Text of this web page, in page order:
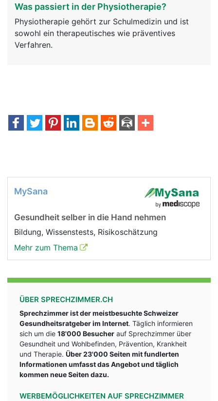
Was passiert in der Physiotherapie?
Physiotherapie gehört zur Schulmedizin und ist
sowohl ein therapeutisches wie präventives
Verfahren.
MySana
Gesundheit selber in die Hand nehmen
Bildung, Wissenstests, Risikoschätzung
Mehr zum Thema
ÜBER SPRECHZIMMER.CH
Sprechzimmer ist der meistbesuchte Schweizer
Gesundheitsratgeber im Internet. Täglich informieren
sich um die 18'000 Besucher auf Sprechzimmer über
Gesundheit und Wohlbefinden, Prävention, Krankheit
und Therapie. Über 23'000 Seiten mit fundlerten
Informationen umfasst das Angebot und täglich
kommen neue Seiten dazu.
WERBEMÖGLICHKEITEN AUF SPRECHZIMMER